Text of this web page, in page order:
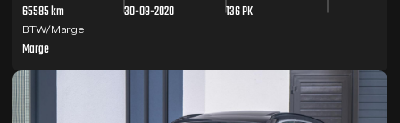
65585 km 30-09-2020 136 PK
BTW/Marge
Marge